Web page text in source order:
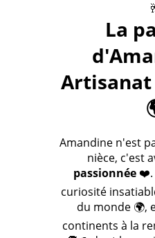
La
Artisanat
Amandine n'est
nièce, c'est
passionnée❤️.
curiosité
du monde 🌍,
continents à la